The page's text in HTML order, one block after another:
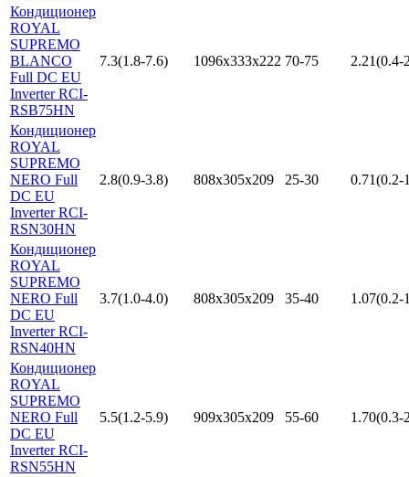
Кондиционер
ROYAL
SUPREMO
BLANCO
Full DC EU
Inverter RCI-
RSB75HN
7.3(1.8-7.6) 1096x333x222 70-75 2.21(0.4-
Кондиционер
ROYAL
SUPREMO
NERO Full
DC EU
Inverter RCI-
RSN30HN
2.8(0.9-3.8) 808x305x209 25-30 0.71(0.2-
Кондиционер
ROYAL
SUPREMO
NERO Full
DC EU
Inverter RCI-
RSN40HN
3.7(1.0-4.0) 808x305x209 35-40 1.07(0.2-
Кондиционер
ROYAL
SUPREMO
NERO Full
DC EU
Inverter RCI-
RSN55HN
5.5(1.2-5.9) 909x305x209 55-60 1.70(0.3-